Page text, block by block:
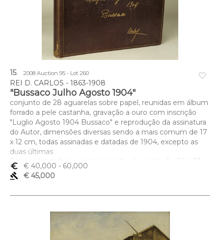
favorite_border
15. 2008 Auction 95 - Lot 260
REI D. CARLOS - 1863-1908
"Bussaco Julho Agosto 1904"
conjunto de 28 aguarelas sobre papel, reunidas em álbum
forrado a pele castanha, gravação a ouro com inscrição
"Luglio Agosto 1904 Bussaco" e reprodução da assinatura
do Autor, dimensões diversas sendo a mais comum de 17
x 12 cm, todas assinadas e datadas de 1904, excepto as
duas últimas
Dimensões (altura x comprimento x largura) - 6 x 50 x 33
cm
euro_symbol € 40,000 - 60,000
gavel
€ 45,000